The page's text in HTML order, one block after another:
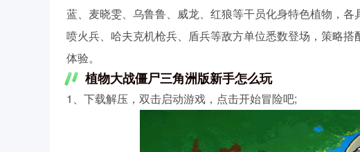
蓝、麦晓雯、乌鲁鲁、威龙、红狼等干员化身特色植物，各
喷火兵、哈夫克机枪兵、盾兵等敌方单位悉数登场，策略
体验。
植物大战僵尸三角洲版新手怎么玩
1、下载解压，双击启动游戏，点击开始冒险吧;